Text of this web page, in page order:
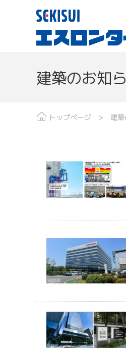
建築のお知
トップページ 建